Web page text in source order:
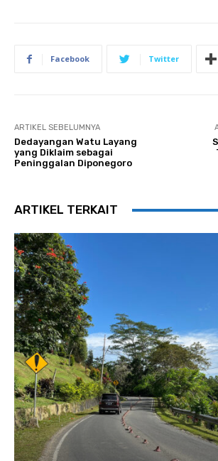
Facebook Twitter
ARTIKEL SEBELUMNYA
Dedayangan Watu Layang
yang Diklaim sebagai
Peninggalan Diponegoro
ARTIKEL TERKAIT